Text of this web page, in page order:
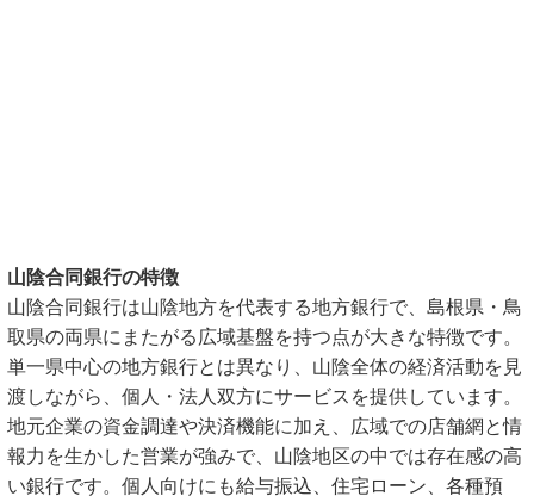
山陰合同銀行の特徴
山陰合同銀行は山陰地方を代表する地方銀行で、島根県・鳥
取県の両県にまたがる広域基盤を持つ点が大きな特徴です。
単一県中心の地方銀行とは異なり、山陰全体の経済活動を見
渡しながら、個人・法人双方にサービスを提供しています。
地元企業の資金調達や決済機能に加え、広域での店舗網と情
報力を生かした営業が強みで、山陰地区の中では存在感の高
い銀行です。個人向けにも給与振込、住宅ローン、各種預